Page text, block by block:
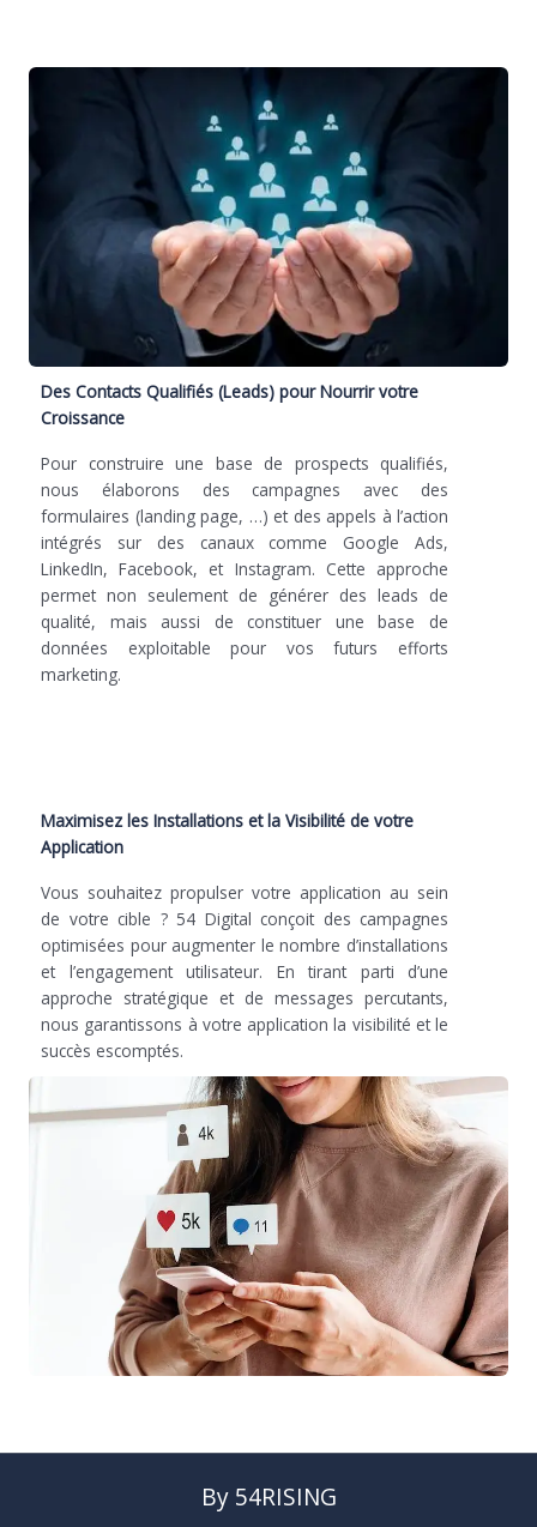
Des Contacts Qualifiés (Leads) pour Nourrir votre
Croissance
Pour construire une base de prospects qualifiés,
nous élaborons des campagnes avec des
formulaires (landing page, …) et des appels à l’action
intégrés sur des canaux comme Google Ads,
LinkedIn, Facebook, et Instagram. Cette approche
permet non seulement de générer des leads de
qualité, mais aussi de constituer une base de
données exploitable pour vos futurs efforts
marketing.
Maximisez les Installations et la Visibilité de votre
Application
Vous souhaitez propulser votre application au sein
de votre cible ? 54 Digital conçoit des campagnes
optimisées pour augmenter le nombre d’installations
et l’engagement utilisateur. En tirant parti d’une
approche stratégique et de messages percutants,
nous garantissons à votre application la visibilité et le
succès escomptés.
By 54RISING